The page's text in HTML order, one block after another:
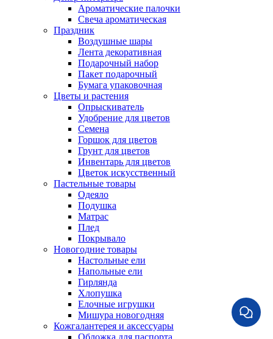
Ароматические палочки
Свеча ароматическая
Праздник
Воздушные шары
Лента декоративная
Подарочный набор
Пакет подарочный
Бумага упаковочная
Цветы и растения
Опрыскиватель
Удобрение для цветов
Семена
Горшок для цветов
Грунт для цветов
Инвентарь для цветов
Цветок искусственный
Пастельные товары
Одеяло
Подушка
Матрас
Плед
Покрывало
Новогодние товары
Настольные ели
Напольные ели
Гирлянда
Хлопушка
Елочные игрушки
Мишура новогодняя
Кожгалантерея и аксессуары
Обложка для паспорта